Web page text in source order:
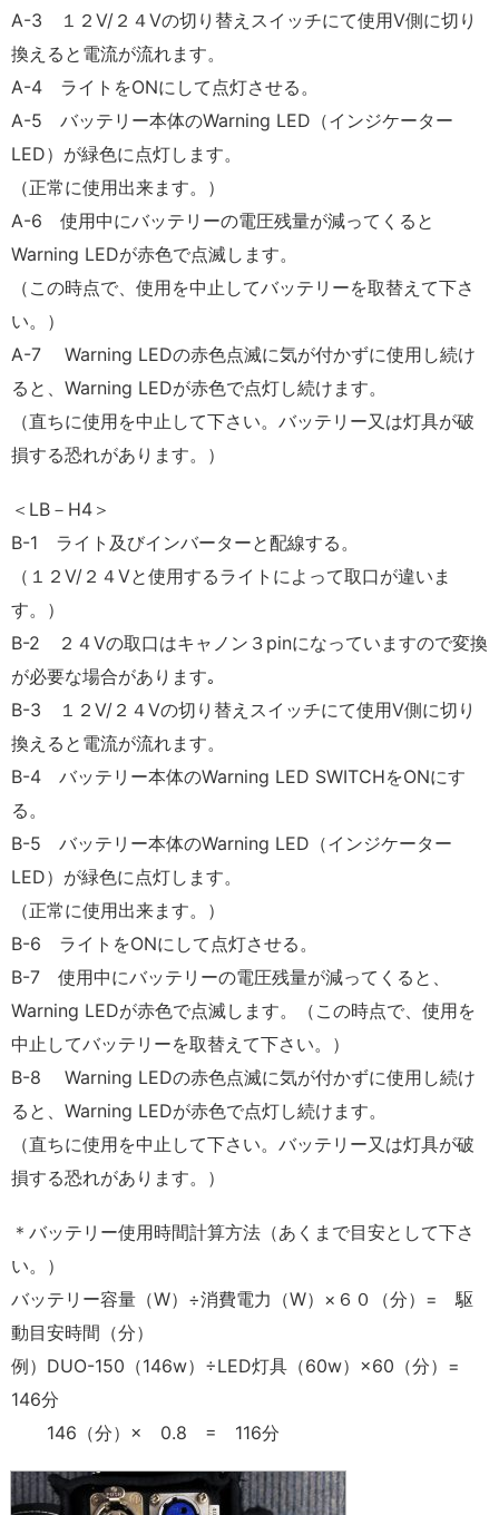
A-3 １２V/２４Vの切り替えスイッチにて使用V側に切り
換えると電流が流れます。
A-4 ライトをONにして点灯させる。
A-5 バッテリー本体のWarning LED（インジケーター
LED）が緑色に点灯します。
（正常に使用出来ます。）
A-6 使用中にバッテリーの電圧残量が減ってくると
Warning LEDが赤色で点滅します。
（この時点で、使用を中止してバッテリーを取替えて下さ
い。）
A-7 Warning LEDの赤色点滅に気が付かずに使用し続け
ると、Warning LEDが赤色で点灯し続けます。
（直ちに使用を中止して下さい。バッテリー又は灯具が破
損する恐れがあります。）
＜LB－H4＞
B-1 ライト及びインバーターと配線する。
（１２V/２４Vと使用するライトによって取口が違いま
す。）
B-2 ２４Vの取口はキャノン３pinになっていますので変換
が必要な場合があります｡
B-3 １２V/２４Vの切り替えスイッチにて使用V側に切り
換えると電流が流れます。
B-4 バッテリー本体のWarning LED SWITCHをONにす
る。
B-5 バッテリー本体のWarning LED（インジケーター
LED）が緑色に点灯します。
（正常に使用出来ます。）
B-6 ライトをONにして点灯させる。
B-7 使用中にバッテリーの電圧残量が減ってくると、
Warning LEDが赤色で点滅します。（この時点で、使用を
中止してバッテリーを取替えて下さい。）
B-8 Warning LEDの赤色点滅に気が付かずに使用し続け
ると、Warning LEDが赤色で点灯し続けます。
（直ちに使用を中止して下さい。バッテリー又は灯具が破
損する恐れがあります。）
＊バッテリー使用時間計算方法（あくまで目安として下さ
い。）
バッテリー容量（W）÷消費電力（W）×６０（分）= 駆
動目安時間（分）
例）DUO-150（146w）÷LED灯具（60w）×60（分）=
146分
146（分）× 0.8 = 116分